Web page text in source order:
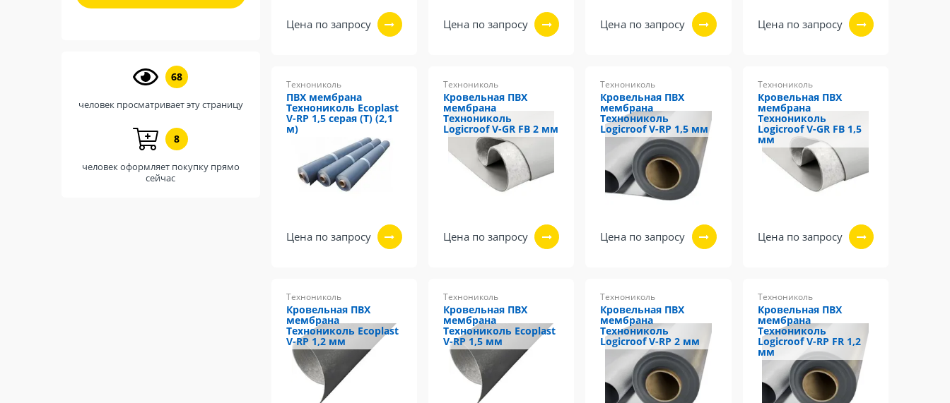
68
человек просматривает эту страницу
8
человек оформляет покупку прямо
сейчас
Цена по запросу Цена по запросу Цена по запросу Цена по запросу
Технониколь
ПВХ мембрана
Технониколь Ecoplast
V-RP 1,5 серая (Т) (2,1
м)
Цена по запросу
Технониколь
Кровельная ПВХ
мембрана
Технониколь
Logicroof V-GR FB 2 мм
Цена по запросу
Технониколь
Кровельная ПВХ
мембрана
Технониколь
Logicroof V-RP 1,5 мм
Цена по запросу
Технониколь
Кровельная ПВХ
мембрана
Технониколь
Logicroof V-GR FB 1,5
мм
Цена по запросу
Технониколь
Кровельная ПВХ
мембрана
Технониколь Ecoplast
V-RP 1,2 мм
Технониколь
Кровельная ПВХ
мембрана
Технониколь Ecoplast
V-RP 1,5 мм
Технониколь
Кровельная ПВХ
мембрана
Технониколь
Logicroof V-RP 2 мм
Технониколь
Кровельная ПВХ
мембрана
Технониколь
Logicroof V-RP FR 1,2
мм